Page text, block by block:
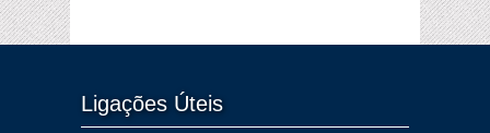
Ligações Úteis